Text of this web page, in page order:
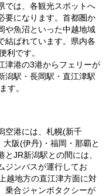
では、各観光スポットへ
要になります。首都圏か
や魚沼といった中越地域
結ばれています。県内各
利です。
津港の3港からフェリーが
潟駅・長岡駅・直江津駅
す。
空港には、札幌(新千
阪(伊丹)・福岡・那覇と
JR新潟駅との間には、
ジンバスが運行してお
越地方の直江津方面に対
乗合ジャンボタクシーが